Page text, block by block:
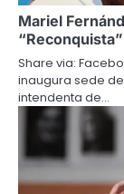
Mariel
Share via:
inaugura sede
intendenta de…